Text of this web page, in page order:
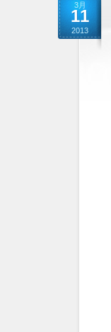
3月
11
2013